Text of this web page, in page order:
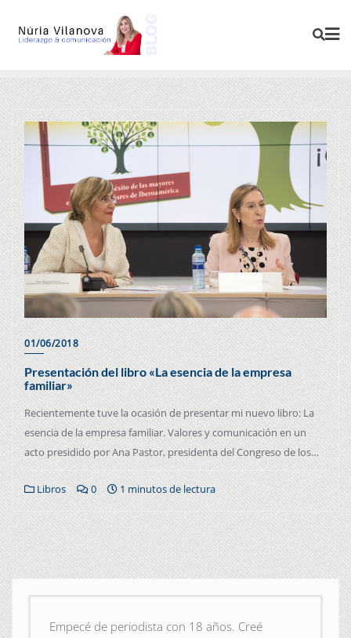
01/06/2018
Presentación del libro «La esencia de la empresa
familiar»
Recientemente tuve la ocasión de presentar mi nuevo libro: La
esencia de la empresa familiar. Valores y comunicación en un
acto presidido por Ana Pastor, presidenta del Congreso de los…
Libros 0 1 minutos de lectura
Empecé de periodista con 18 años. Creé